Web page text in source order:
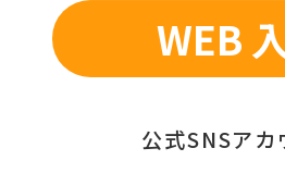
WEB
公式SNSアカ